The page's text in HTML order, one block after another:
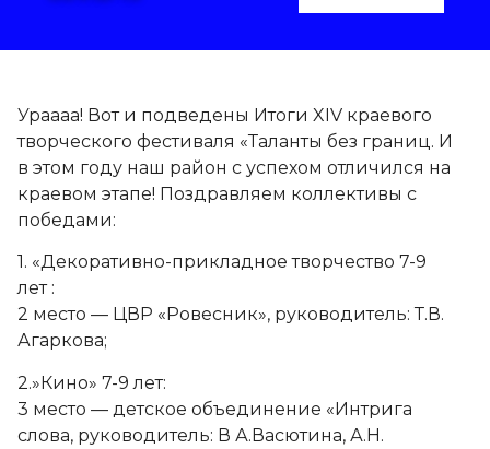
Ураааа! Вот и подведены Итоги XIV краевого
творческого фестиваля «Таланты без границ. И
в этом году наш район с успехом отличился на
краевом этапе! Поздравляем коллективы с
победами:
1. «Декоративно-прикладное творчество 7-9
лет :
2 место — ЦВР «Ровесник», руководитель: Т.В.
Агаркова;
2.»Кино» 7-9 лет:
3 место — детское объединение «Интрига
слова, руководитель: В А.Васютина, А.Н.